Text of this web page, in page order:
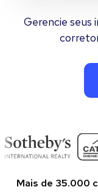
Gerencie seus
Mais de 35.000